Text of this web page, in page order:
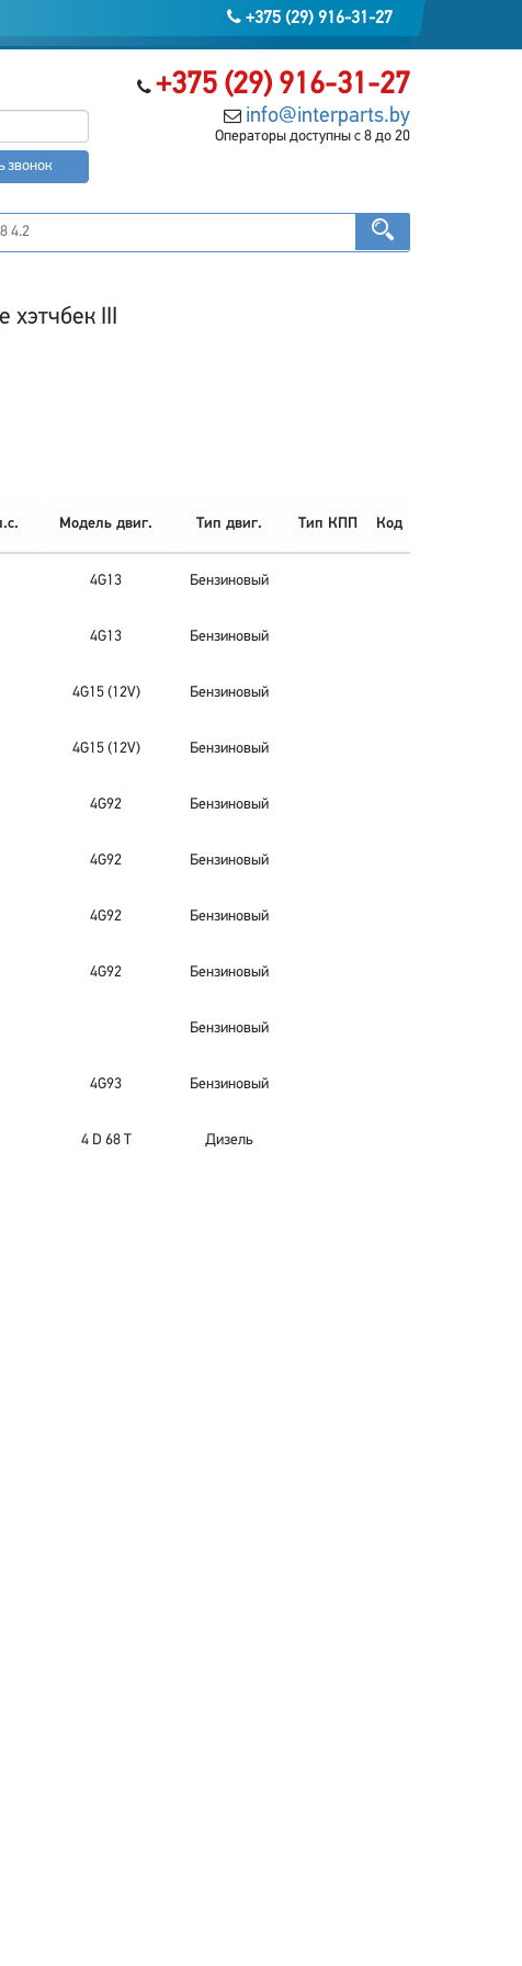
+375 (29) 916-31-27
+375 (29) 916-31-27
info@interparts.by
Операторы доступны с 8 до 20
звонок
хэтчбек III
Модель двиг. Тип двиг. Тип КПП Код
4G13 Бензиновый
4G13 Бензиновый
4G15 (12V) Бензиновый
4G15 (12V) Бензиновый
4G92 Бензиновый
4G92 Бензиновый
4G92 Бензиновый
4G92 Бензиновый
Бензиновый
4G93 Бензиновый
4 D 68 T Дизель